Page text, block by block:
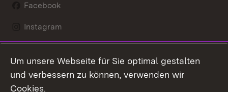
Facebook
Instagram
Mastodon
Um unsere Webseite für Sie optimal gestalten
und verbessern zu können, verwenden wir
Cookies.